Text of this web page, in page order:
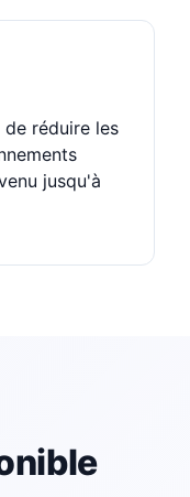
réduire les
jusqu'à